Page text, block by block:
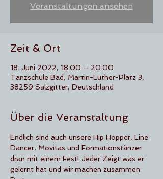
Veranstaltungen ansehen
Zeit & Ort
18. Juni 2022, 18:00 – 20:00
Tanzschule Bad, Martin-Luther-Platz 3,
38259 Salzgitter, Deutschland
Über die Veranstaltung
Endlich sind auch unsere Hip Hopper, Line
Dancer, Movitas und Formationstänzer
dran mit einem Fest! Jeder Zeigt was er
gelernt hat und wir machen zusammen